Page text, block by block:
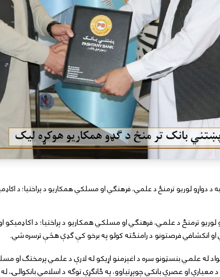
دواړو لوریو ترمنځ د علمي، فرهنګي او مسلکي همکاریو د پراختیا؛ د
ترمنځ د علمي، فرهنګي او مسلکي همکاریو د پراختیا؛ د اکاډمیکو او
او انکشافي فرصتونو د رامنځته کولو په برخو کې ګډې هڅې ترسره شي.
علمي بنسټونو سره د اغېزمنو اړیکو له لارې د علمي پرمختګ او مسلکي
معیاري او عصري بانکي چوپړتیاوو، په ځانګړې توګه د اسلامي